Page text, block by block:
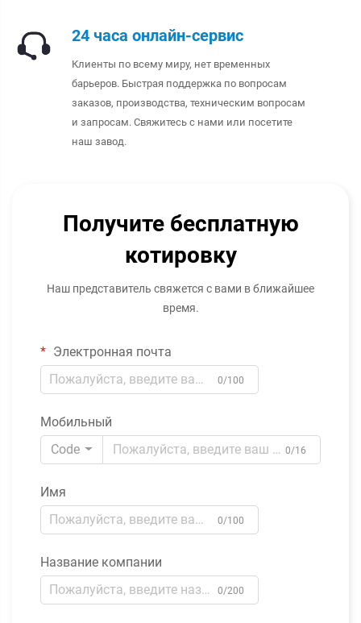
24 часа онлайн-сервис
Клиенты по всему миру, нет временных
барьеров. Быстрая поддержка по вопросам
заказов, производства, техническим вопросам
и запросам. Свяжитесь с нами или посетите
наш завод.
Получите бесплатную
котировку
Наш представитель свяжется с вами в ближайшее
время.
Электронная почта
0/100
Мобильный
Code
0/16
Имя
0/100
Название компании
0/200